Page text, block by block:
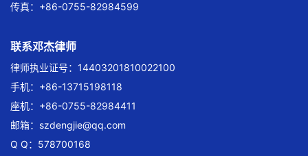
传真：+86-0755-82984599
联系邓杰律师
律师执业证号：14403201810022100
手机：+86-13715198118
座机：+86-0755-82984411
邮箱： szdengjie@qq.com
Q Q：578700168